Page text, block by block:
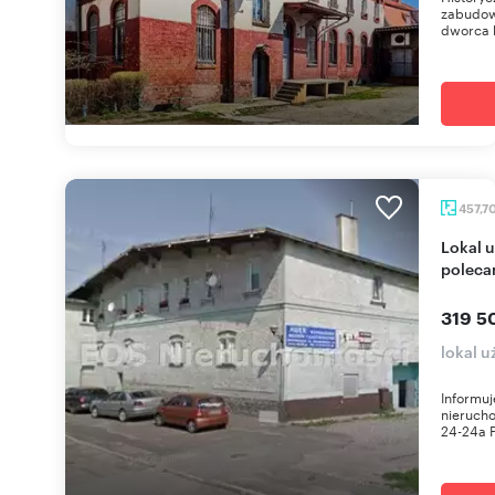
dworca
Lokal usługowy 457 m² w Świebodzicach -
319
lokal
24-24a